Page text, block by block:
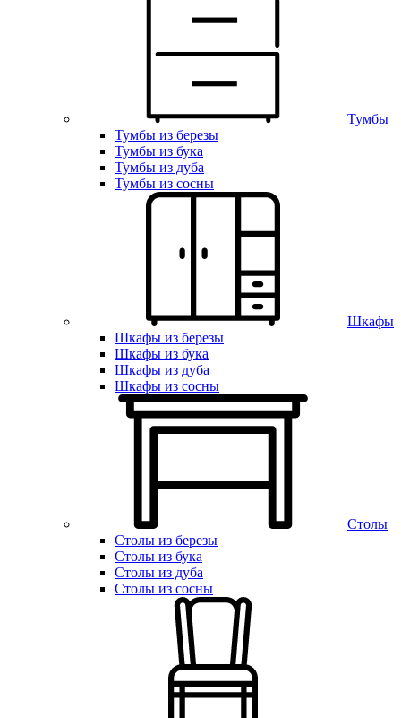
Тумбы
Тумбы из березы
Тумбы из бука
Тумбы из дуба
Тумбы из сосны
Шкафы
Шкафы из березы
Шкафы из бука
Шкафы из дуба
Шкафы из сосны
Столы
Столы из березы
Столы из бука
Столы из дуба
Столы из сосны